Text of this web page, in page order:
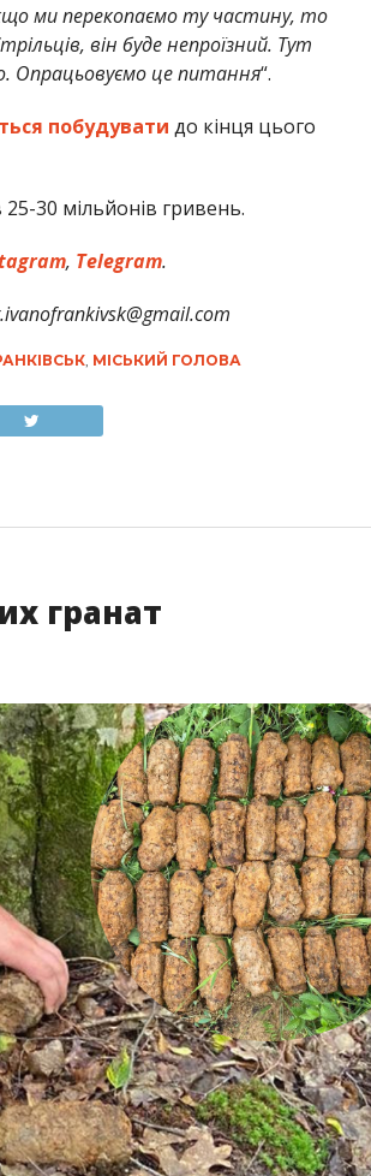
ми перекопаємо ту частину, то
він буде непроїзний. Тут
Опрацьовуємо це питання“.
побудувати до кінця цього
30 мільйонів гривень.
, Telegram.
, МІСЬКИЙ ГОЛОВА
гранат